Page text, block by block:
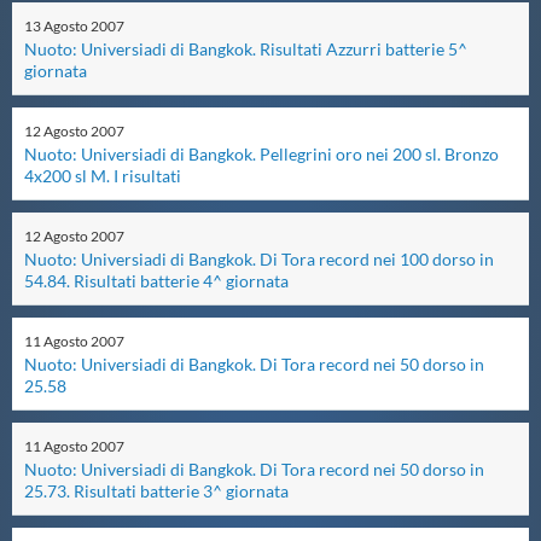
Master
GUG
Scuole Nuoto
Propaganda
Centri Federali
Area Legislativa
13Agosto2007
Nuoto: Universiadi di Bangkok. Risultati Azzurri batterie 5^
giornata
12Agosto2007
Nuoto: Universiadi di Bangkok. Pellegrini oro nei 200 sl. Bronzo
4x200 sl M. I risultati
12Agosto2007
Nuoto: Universiadi di Bangkok. Di Tora record nei 100 dorso in
54.84. Risultati batterie 4^ giornata
11Agosto2007
Nuoto: Universiadi di Bangkok. Di Tora record nei 50 dorso in
25.58
11Agosto2007
Nuoto: Universiadi di Bangkok. Di Tora record nei 50 dorso in
25.73. Risultati batterie 3^ giornata